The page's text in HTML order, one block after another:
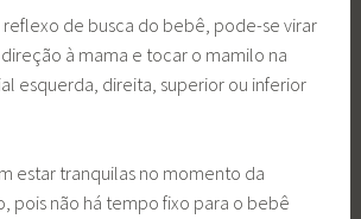
reflexo de busca do bebê, pode-se virar
à mama e tocar o mamilo na
esquerda, direita, superior ou inferior
estar tranquilas no momento da
pois não há tempo fixo para o bebê